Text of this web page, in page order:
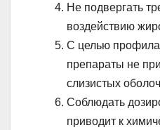
Не подвергать
воздействию
С целью
препараты не
слизистых
Соблюдать
приводит к